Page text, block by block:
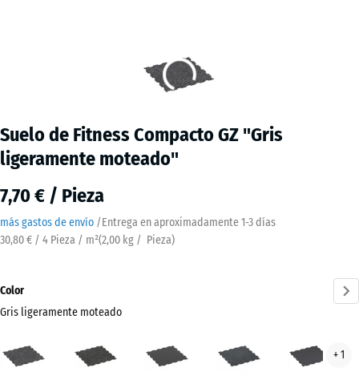
Suelo de Fitness Compacto GZ "Gris
ligeramente moteado"
7,70 € / Pieza
más gastos de envío /Entrega en aproximadamente1-3 días
30,80 € / 4 Pieza / m²(2,00 kg / Pieza)
Color
Gris ligeramente moteado
ligeramente
ligeramente
ligeramente
+ 1